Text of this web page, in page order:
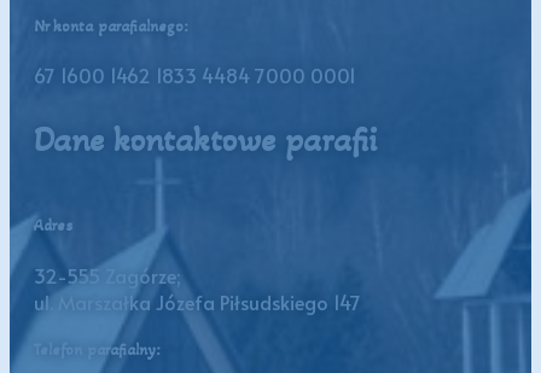
Nr konta parafialnego:
67 1600 1462 1833 4484 7000 0001
Dane kontaktowe parafii
Adres
32-555 Zagórze;
ul. Marszałka Józefa Piłsudskiego 147
Telefon parafialny: